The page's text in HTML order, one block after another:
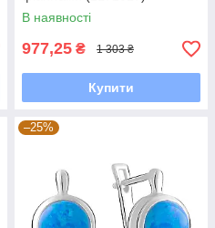
В наявності
977,25 ₴ 1 303 ₴
Купити
–25%